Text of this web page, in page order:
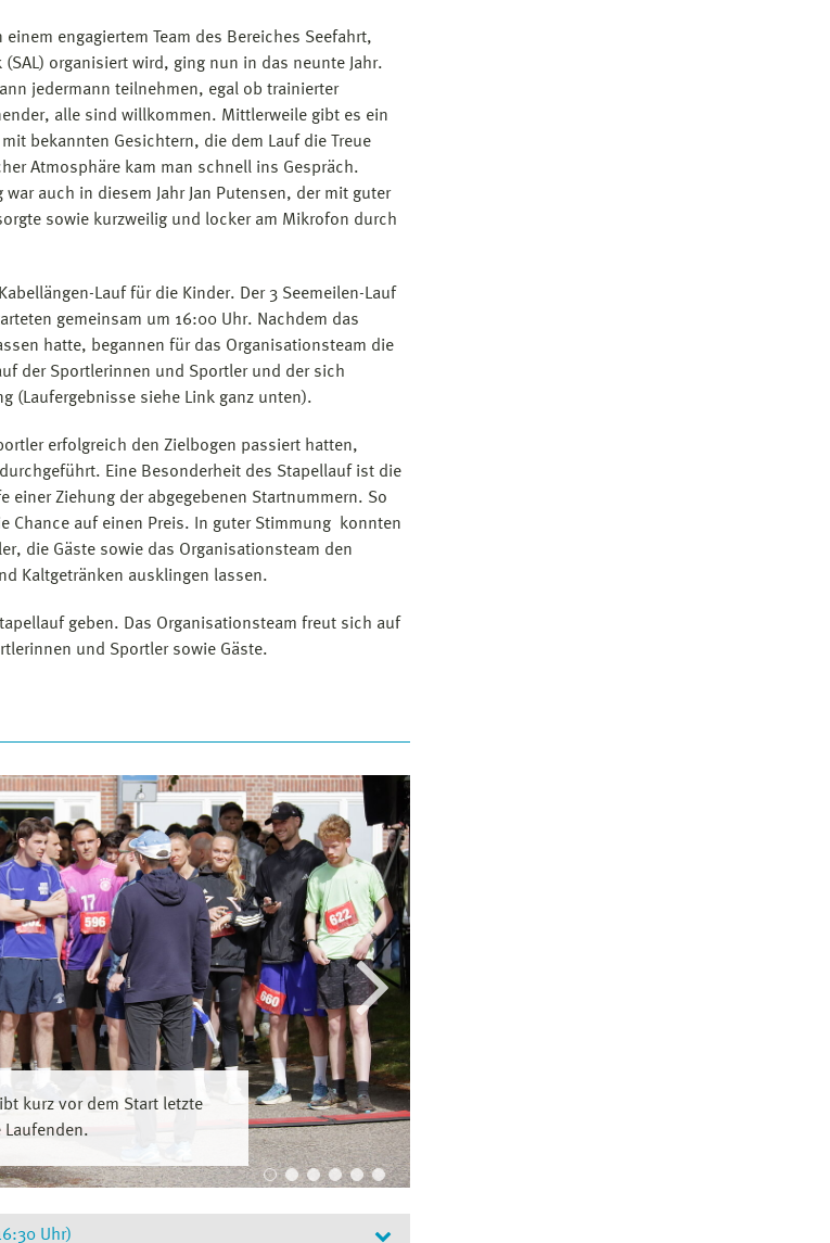
einem engagiertem Team des Bereiches Seefahrt,
organisiert wird, ging nun in das neunte Jahr.
jedermann teilnehmen, egal ob trainierter
alle sind willkommen. Mittlerweile gibt es ein
bekannten Gesichtern, die dem Lauf die Treue
Atmosphäre kam man schnell ins Gespräch.
auch in diesem Jahr Jan Putensen, der mit guter
sowie kurzweilig und locker am Mikrofon durch
Lauf für die Kinder. Der 3 Seemeilen-Lauf
gemeinsam um 16:00 Uhr. Nachdem das
hatte, begannen für das Organisationsteam die
der Sportlerinnen und Sportler und der sich
(Laufergebnisse siehe Link ganz unten).
erfolgreich den Zielbogen passiert hatten,
Eine Besonderheit des Stapellauf ist die
einer Ziehung der abgegebenen Startnummern. So
Chance auf einen Preis. In guter Stimmung konnten
die Gäste sowie das Organisationsteam den
Kaltgetränken ausklingen lassen.
geben. Das Organisationsteam freut sich auf
und Sportler sowie Gäste.
kurz vor dem Start letzte
Laufenden.
Uhr)